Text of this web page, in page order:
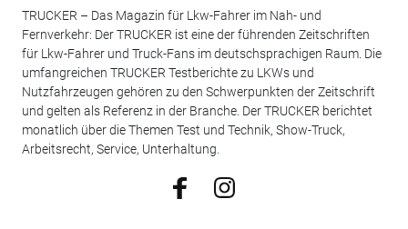
TRUCKER – Das Magazin für Lkw-Fahrer im Nah- und
Fernverkehr: Der TRUCKER ist eine der führenden Zeitschriften
für Lkw-Fahrer und Truck-Fans im deutschsprachigen Raum. Die
umfangreichen TRUCKER Testberichte zu LKWs und
Nutzfahrzeugen gehören zu den Schwerpunkten der Zeitschrift
und gelten als Referenz in der Branche. Der TRUCKER berichtet
monatlich über die Themen Test und Technik, Show-Truck,
Arbeitsrecht, Service, Unterhaltung.